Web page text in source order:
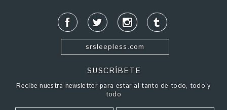
srsleepless.com
SUSCRÍBETE
Recibe nuestra newsletter para estar al tanto de todo, todo y
todo